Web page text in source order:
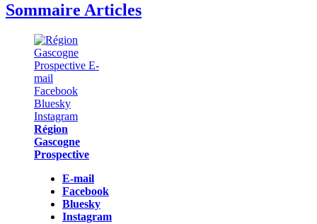
Sommaire Articles
Région
Gascogne
Prospective
E-mail
Facebook
Bluesky
Instagram